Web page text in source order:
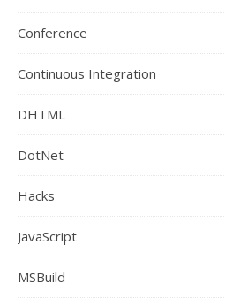
Conference
Continuous Integration
DHTML
DotNet
Hacks
JavaScript
MSBuild